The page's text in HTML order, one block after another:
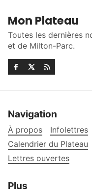
Mon Plateau
Toutes les dernières
et de Milton-Parc.
Navigation
À propos Infolettres
Calendrier du Plateau
Lettres ouvertes
Plus